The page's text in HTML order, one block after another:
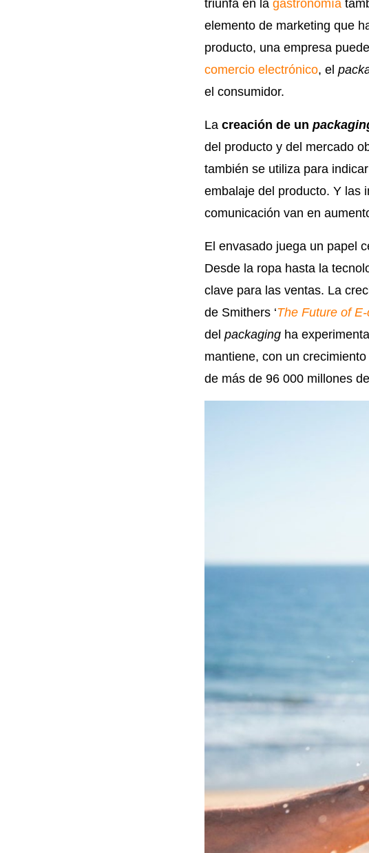
triunfa en la gastronomía
elemento de marketing que
producto, una empresa
comercio electrónico, el
el consumidor.
La creación de un
del producto y del mercado
también se utiliza para
embalaje del producto. Y las
comunicación van en
El envasado juega un papel
Desde la ropa hasta la
clave para las ventas. La
de Smithers ‘The Future of
del packaging ha
mantiene, con un
de más de 96 000 millones